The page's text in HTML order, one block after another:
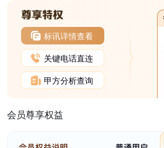
标讯详情查看
关键电话直连
甲方分析查询
会员尊享权益